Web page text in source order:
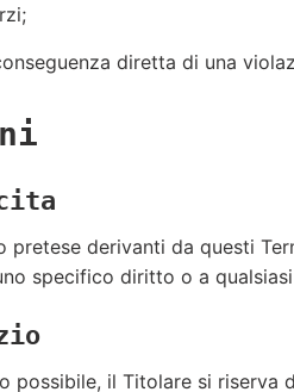
diretta di una
derivanti da questi
specifico diritto o a
possibile, il Titolare si